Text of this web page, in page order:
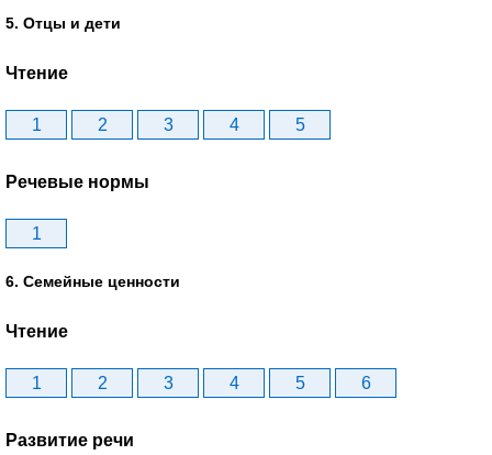
5. Отцы и дети
Чтение
1 2 3 4 5
Речевые нормы
1
6. Семейные ценности
Чтение
1 2 3 4 5 6
Развитие речи